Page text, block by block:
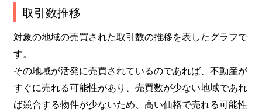
取引数推移
対象の地域の売買された取引数の推移を表したグラフで
す。
その地域が活発に売買されているのであれば、不動産が
すぐに売れる可能性があり、売買数が少ない地域であれ
ば競合する物件が少ないため、高い価格で売れる可能性